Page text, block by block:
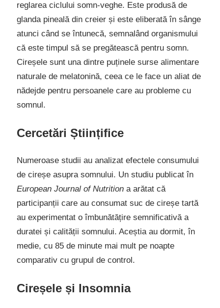
reglarea ciclului somn-veghe. Este produsă de
glanda pineală din creier și este eliberată în sânge
atunci când se întunecă, semnalând organismului
că este timpul să se pregătească pentru somn.
Cireșele sunt una dintre puținele surse alimentare
naturale de melatonină, ceea ce le face un aliat de
nădejde pentru persoanele care au probleme cu
somnul.
Cercetări Științifice
Numeroase studii au analizat efectele consumului
de cireșe asupra somnului. Un studiu publicat în
European Journal of Nutrition a arătat că
participanții care au consumat suc de cireșe tartă
au experimentat o îmbunătățire semnificativă a
duratei și calității somnului. Aceștia au dormit, în
medie, cu 85 de minute mai mult pe noapte
comparativ cu grupul de control.
Cireșele și Insomnia